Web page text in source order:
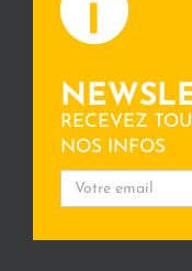
RECEVEZ
NOS INFOS